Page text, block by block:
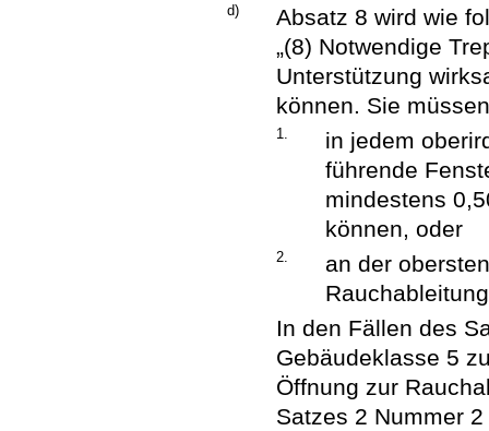
d)
Absatz 8 wird wie
„(8) Notwendige
Unterstützung
können. Sie
1.
in jedem
führende
mindestens
können, oder
2.
an der
In den Fällen des
Gebäudeklasse 5
Öffnung zur
Satzes 2 Nummer